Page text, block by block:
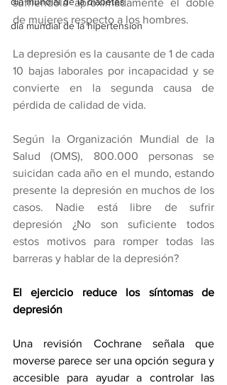
dia mundial de la hipertension
sufriéndola aproximadamente el doble
de mujeres respecto a los hombres.
La depresión es la causante de 1 de cada
10 bajas laborales por incapacidad y se
convierte en la segunda causa de
pérdida de calidad de vida.
Según la Organización Mundial de la
Salud (OMS), 800.000 personas se
suicidan cada año en el mundo, estando
presente la depresión en muchos de los
casos. Nadie está libre de sufrir
depresión ¿No son suficiente todos
estos motivos para romper todas las
barreras y hablar de la depresión?
El ejercicio reduce los síntomas de
depresión
Una revisión Cochrane señala que
moverse parece ser una opción segura y
accesible para ayudar a controlar las